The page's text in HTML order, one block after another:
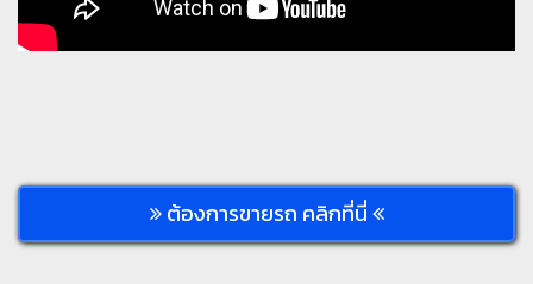
ต้องการขายรถ คลิกที่นี่